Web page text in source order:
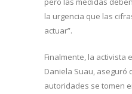
la urgencia que las
actuar”.
Finalmente, la activista
Daniela Suau, aseguró
autoridades se tomen